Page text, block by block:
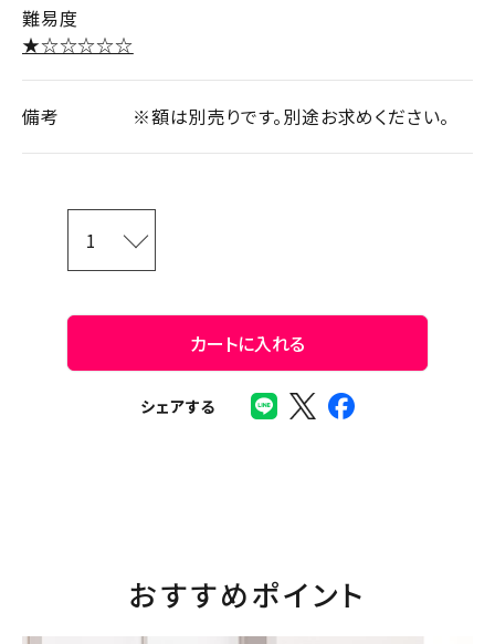
難易度
★☆☆☆☆☆
備考 ※額は別売りです。別途お求めください。
カートに入れる
シェアする
おすすめポイント